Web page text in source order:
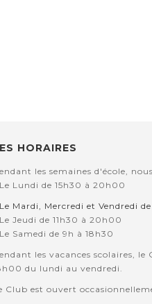
HORAIRES
les semaines d'école,
Lundi de 15h30 à 20h00
Mardi, Mercredi et Vendredi
Jeudi de 11h30 à 20h00
Samedi de 9h à 18h30
les vacances scolaires,
du lundi au vendredi.
Club est ouvert